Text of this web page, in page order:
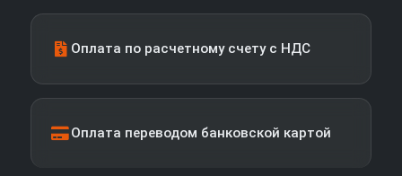
Оплата по расчетному счету с НДС
Оплата переводом банковской картой